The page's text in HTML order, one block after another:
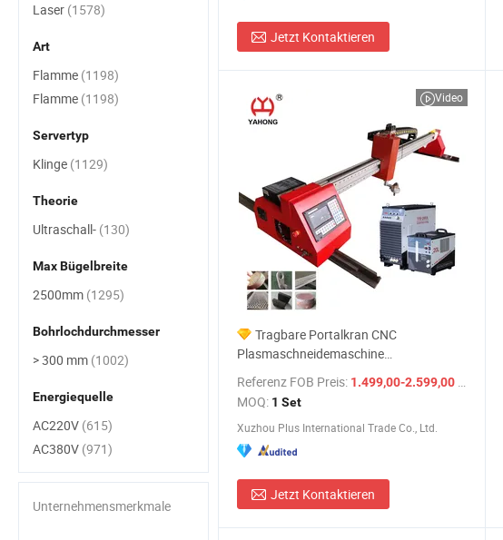
Jetzt Kontaktieren
Video
Tragbare Portalkran CNC
Plasmaschneidemaschine
Brennschneidpreis mit 200AMP
Plasmaschneider für Metall
Referenz FOB Preis: 1.499,00-2.599,00 $
/ Set
MOQ: 1 Set
Xuzhou Plus International Trade Co., Ltd.
Jetzt Kontaktieren
Laser (1578)
Art
Flamme (1198)
Flamme (1198)
Servertyp
Klinge (1129)
Theorie
Ultraschall- (130)
Max Bügelbreite
2500mm (1295)
Bohrlochdurchmesser
> 300 mm (1002)
Energiequelle
AC220V (615)
AC380V (971)
Unternehmensmerkmale